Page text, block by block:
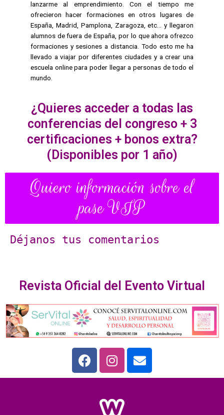
lanzarme al emprendimiento. Con el tiempo me
ofrecieron hacer formaciones en otros lugares de
España, Madrid, Pamplona, Zaragoza, etc… y llegaron
alumnos de fuera de España, por lo que ahora ofrezco
formaciones y sesiones a distancia. Todo esto me ha
llevado a viajar por diferentes ciudades y a crear una
escuela online para poder llegar a personas de todo el
mundo.
¿Quieres acceder a todas las
conferencias del congreso + 3
certificaciones + bonos extra?
(Disponibles por 1 año)
Quiero información sobre el
pase VIP
Déjanos tus comentarios
Revista Oficial del Evento Virtual